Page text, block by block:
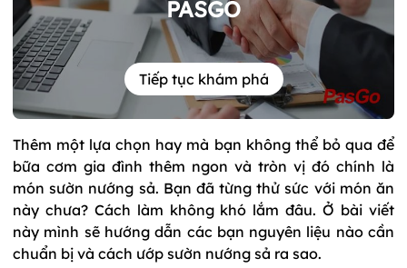
PASGO
Tiếp tục khám phá
Thêm một lựa chọn hay mà bạn không thể bỏ qua để
bữa cơm gia đình thêm ngon và tròn vị đó chính là
món sườn nướng sả. Bạn đã từng thử sức với món ăn
này chưa? Cách làm không khó lắm đâu. Ở bài viết
này mình sẽ hướng dẫn các bạn nguyên liệu nào cần
chuẩn bị và cách ướp sườn nướng sả ra sao.